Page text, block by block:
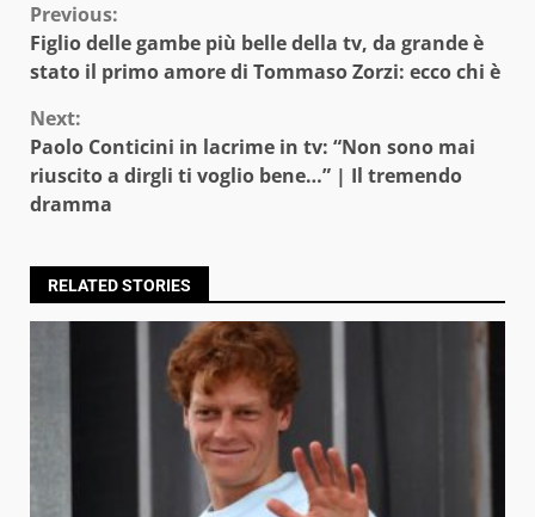
Continue
Reading
Previous:
Figlio delle gambe più belle della tv, da grande è
stato il primo amore di Tommaso Zorzi: ecco chi è
Next:
Paolo Conticini in lacrime in tv: “Non sono mai
riuscito a dirgli ti voglio bene…” | Il tremendo
dramma
RELATED STORIES